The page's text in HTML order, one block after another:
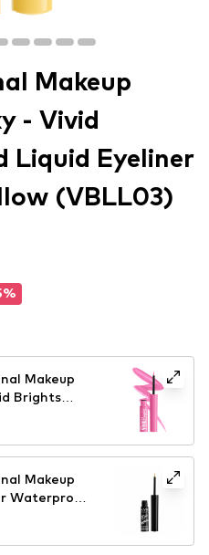
Makeup
- Vivid
Liquid Eyeliner
(VBLL03)
Makeup
Brights
- Don\'t
Makeup
Waterproof